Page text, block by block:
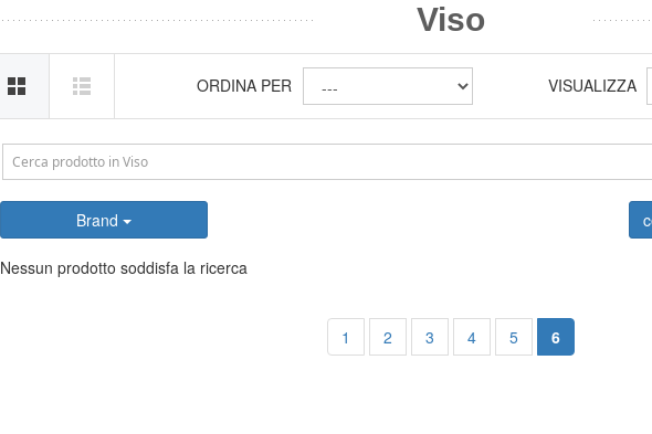
Viso
ORDINA PER VISUALIZZA
Brand
Nessun prodotto soddisfa la ricerca
1 2 3 4 5 6